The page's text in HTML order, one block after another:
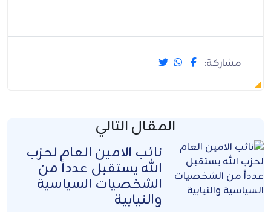
مشاركة:
المقال التالي
نائب الامين العام لحزب
الله يستقبل عدداً من
الشخصيات السياسية
والنيابية